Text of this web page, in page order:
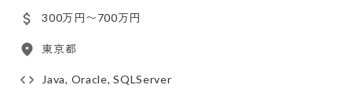
300万円〜700万円
東京都
Java, Oracle, SQLServer